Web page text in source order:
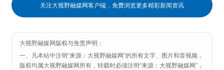
关注大视野融媒网客户端，免费浏览更多精彩新闻资讯
大视野融媒网版权与免责声明：
一、凡本站中注明“来源：大视野融媒网”的所有文字、图片和音视频，
版权均属大视野融媒网所有，转载时必须注明“来源：大视野融媒网”，